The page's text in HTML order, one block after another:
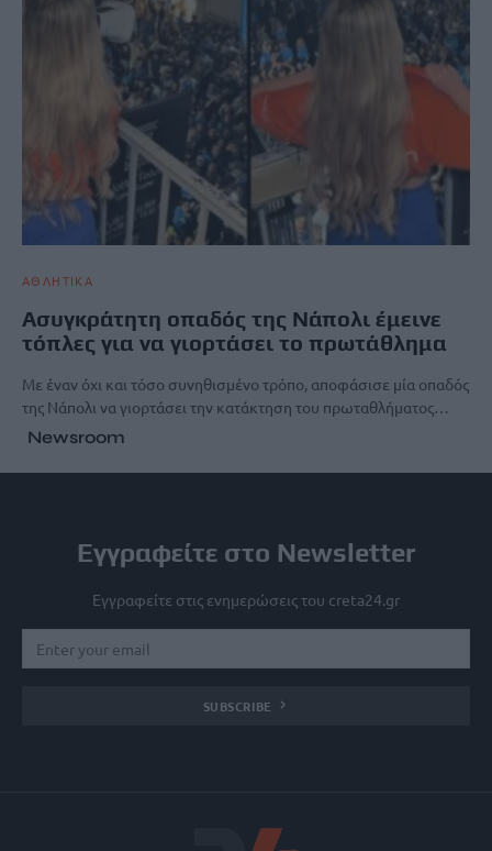
ΑΘΛΗΤΙΚΑ
Ασυγκράτητη οπαδός της Νάπολι έμεινε
τόπλες για να γιορτάσει το πρωτάθλημα
Με έναν όχι και τόσο συνηθισμένο τρόπο, αποφάσισε μία οπαδός
της Νάπολι να γιορτάσει την κατάκτηση του πρωταθλήματος…
Newsroom
Εγγραφείτε στο Newsletter
Εγγραφείτε στις ενημερώσεις του creta24.gr
SUBSCRIBE